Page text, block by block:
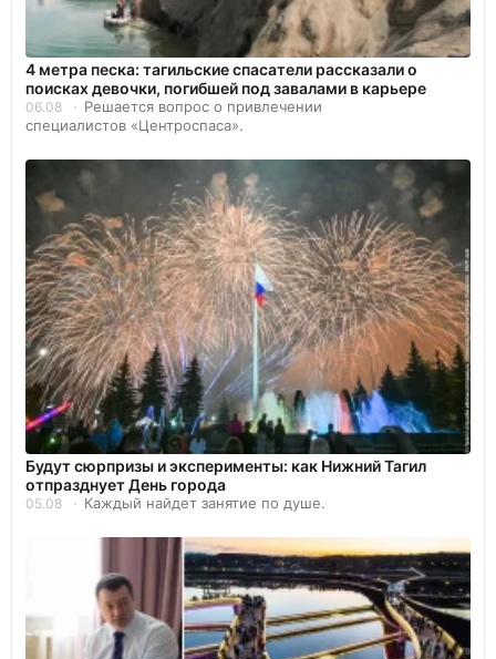
4 метра песка: тагильские спасатели рассказали о
поисках девочки, погибшей под завалами в карьере
06.08
Решается вопрос о привлечении
специалистов «Центроспаса».
Будут сюрпризы и эксперименты: как Нижний Тагил
отпразднует День города
05.08 Каждый найдет занятие по душе.